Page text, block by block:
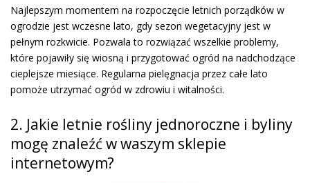
Najlepszym momentem na rozpoczęcie letnich porządków w
ogrodzie jest wczesne lato, gdy sezon wegetacyjny jest w
pełnym rozkwicie. Pozwala to rozwiązać wszelkie problemy,
które pojawiły się wiosną i przygotować ogród na nadchodzące
cieplejsze miesiące. Regularna pielęgnacja przez całe lato
pomoże utrzymać ogród w zdrowiu i witalności.
2. Jakie letnie rośliny jednoroczne i byliny
mogę znaleźć w waszym sklepie
internetowym?